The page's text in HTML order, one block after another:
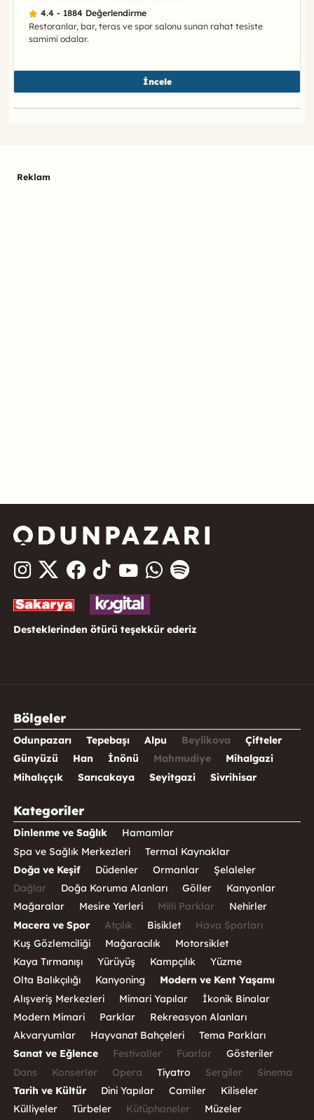
4.4 - 1884 Değerlendirme
Restoranlar, bar, teras ve spor salonu sunan rahat tesiste
samimi odalar.
İncele
Reklam
Desteklerinden ötürü teşekkür ederiz
Bölgeler
Odunpazarı Tepebaşı Alpu Beylikova
Çifteler
Günyüzü
Han İnönü Mahmudiye
Mihalgazi
Mihalıççık
Sarıcakaya Seyitgazi Sivrihisar
Kategoriler
Dinlenme ve Sağlık
Hamamlar
Spa ve Sağlık Merkezleri
Termal Kaynaklar
Doğa ve Keşif
Düdenler Ormanlar
Şelaleler
Dağlar
Doğa Koruma Alanları Göller
Kanyonlar
Mağaralar
Mesire Yerleri Milli Parklar
Nehirler
Macera ve Spor
Atçılık Bisiklet
Hava Sporları
Kuş Gözlemciliği
Mağaracılık
Motorsiklet
Kaya Tırmanışı
Yürüyüş Kampçılık
Yüzme
Olta Balıkçılığı
Kanyoning
Modern ve Kent Yaşamı
Alışveriş Merkezleri
Mimari Yapılar
İkonik Binalar
Modern Mimari
Parklar
Rekreasyon Alanları
Akvaryumlar
Hayvanat Bahçeleri
Tema Parkları
Sanat ve Eğlence
Festivaller Fuarlar
Gösteriler
Dans
Konserler Opera Tiyatro Sergiler
Sinema
Tarih ve Kültür
Dini Yapılar Camiler
Kiliseler
Külliyeler
Türbeler Kütüphaneler
Müzeler